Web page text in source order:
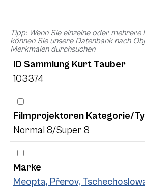
Tipp: Wenn Sie einzelne oder mehrere
können Sie unsere Datenbank nach
Merkmalen durchsuchen
ID Sammlung Kurt Tauber
103374
Filmprojektoren Kategorie/
Normal 8/Super 8
Marke
Meopta, Přerov,